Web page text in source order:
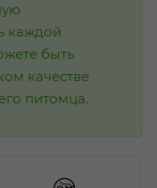
каждой
быть
качестве
питомца.